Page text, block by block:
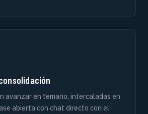
avanzar en temario, intercaladas en
abierta con chat directo con el